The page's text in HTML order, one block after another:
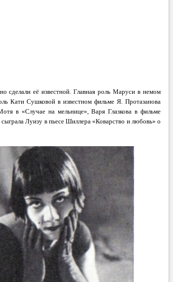
сделали её известной. Главная роль Маруси в немом
Кати Сушковой в известном фильме Я. Протазанова
в «Случае на мельнице», Варя Глазкова в фильме
Луизу в пьесе Шиллера «Коварство и любовь» о